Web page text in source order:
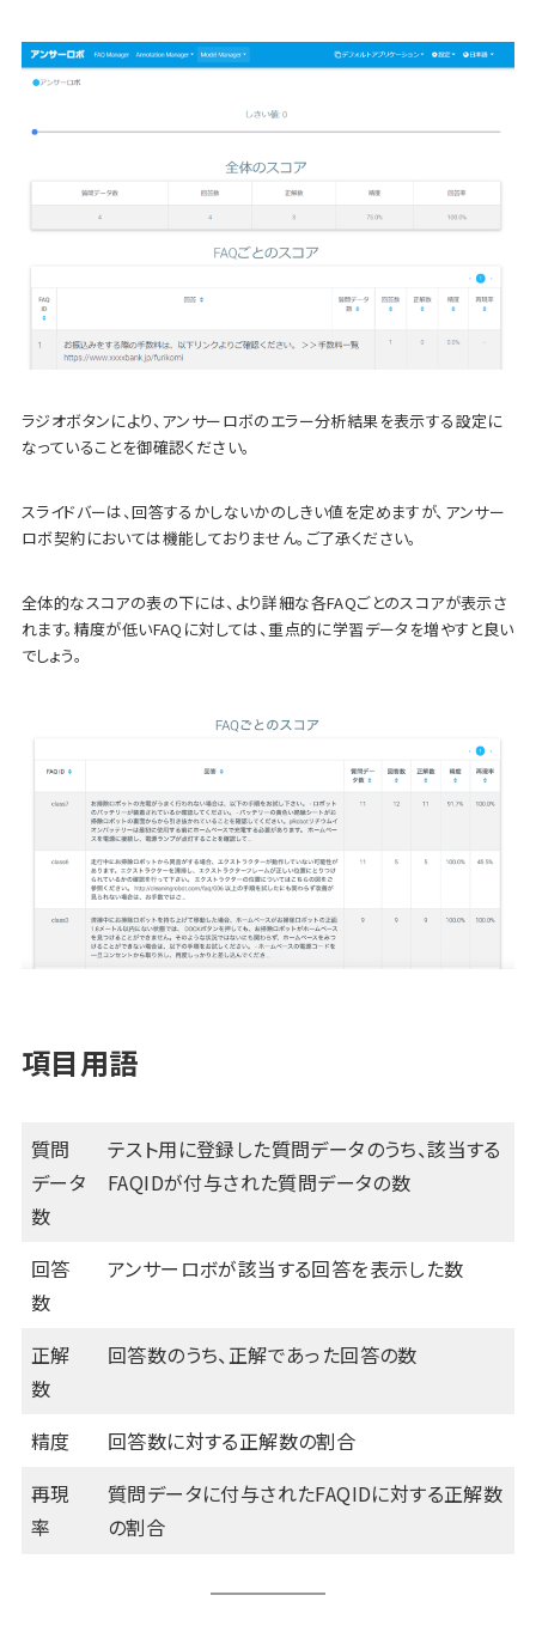
ラジオボタンにより、アンサーロボのエラー分析結果を表示する設定に
なっていることを御確認ください。
スライドバーは、回答するかしないかのしきい値を定めますが、アンサー
ロボ契約においては機能しておりません。ご了承ください。
全体的なスコアの表の下には、より詳細な各FAQごとのスコアが表示さ
れます。精度が低いFAQに対しては、重点的に学習データを増やすと良い
でしょう。
項目用語
質問
データ
数
テスト用に登録した質問データのうち、該当する
FAQIDが付与された質問データの数
回答
数
アンサーロボが該当する回答を表示した数
正解
数
回答数のうち、正解であった回答の数
精度
回答数に対する正解数の割合
再現
率
質問データに付与されたFAQIDに対する正解数
の割合